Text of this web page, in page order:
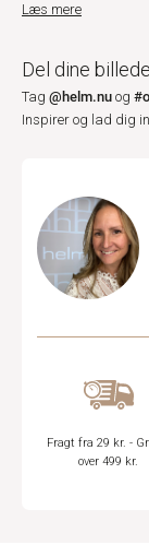
Læs mere
Del dine
Tag @helm.nu og
Inspirer og lad dig
Fragt fra 29 kr. -
over 499 kr.